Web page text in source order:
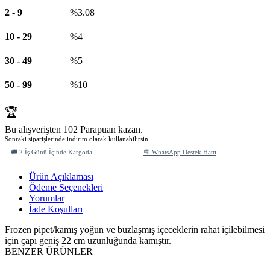
2 - 9 %3.08
10 - 29 %4
30 - 49 %5
50 - 99 %10
🏆
Bu alışverişten 102 Parapuan kazan.
Sonraki siparişlerinde indirim olarak kullanabilirsin.
🚚 2 İş Günü İçinde Kargoda
💬 WhatsApp Destek Hattı
Ürün Açıklaması
Ödeme Seçenekleri
Yorumlar
İade Koşulları
Frozen pipet/kamış yoğun ve buzlaşmış içeceklerin rahat içilebilmesi
için çapı geniş 22 cm uzunluğunda kamıştır.
BENZER ÜRÜNLER